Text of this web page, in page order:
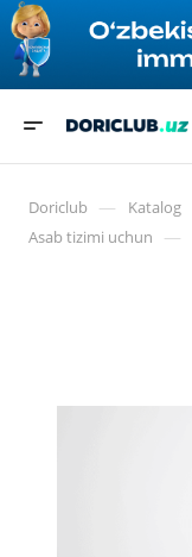
Doriclub — Katalog
Asab tizimi uchun —